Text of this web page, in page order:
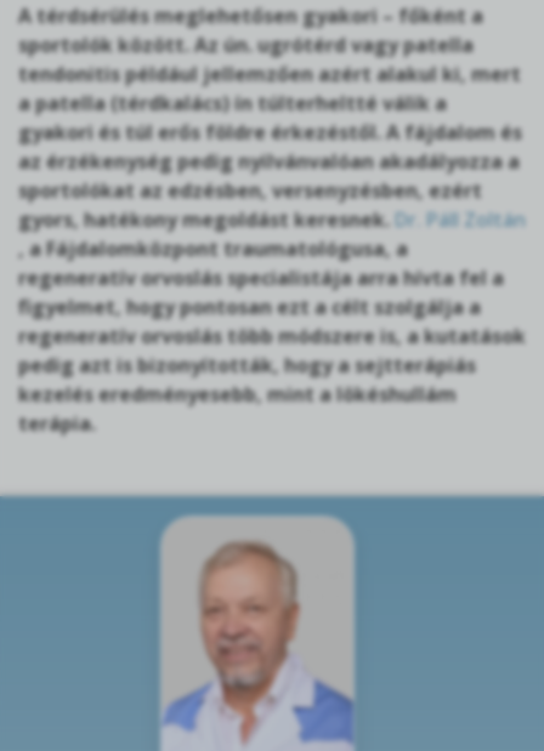
A térdsérülés meglehetősen gyakori – főként a
sportolók között. Az ún. ugrótérd vagy patella
tendonitis például jellemzően azért alakul ki, mert
a patella (térdkalács) ín túlterheltté válik a
gyakori és túl erős földre érkezéstől. A fájdalom és
az érzékenység pedig nyilvánvalóan akadályozza a
sportolókat az edzésben, versenyzésben, ezért
gyors, hatékony megoldást keresnek. Dr. Páll Zoltán
, a Fájdalomközpont traumatológusa, a
regeneratív orvoslás specialistája arra hívta fel a
figyelmet, hogy pontosan ezt a célt szolgálja a
regeneratív orvoslás több módszere is, a kutatások
pedig azt is bizonyították, hogy a sejtterápiás
kezelés eredményesebb, mint a lökéshullám
terápia.